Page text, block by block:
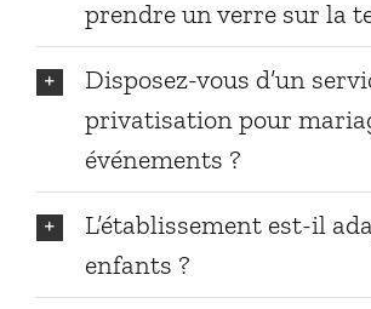
prendre un verre sur la
Disposez-vous d’un
privatisation pour
événements ?
L’établissement est-il
enfants ?